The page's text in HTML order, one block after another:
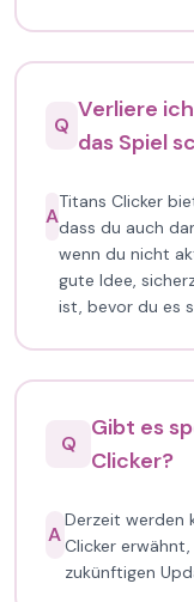
Q
Verliere
das Spiel
A
Titans Clicker
dass du auch
wenn du nicht
gute Idee,
ist, bevor du es
Q
Gibt es
Clicker?
A
Derzeit werden
Clicker
zukünftigen